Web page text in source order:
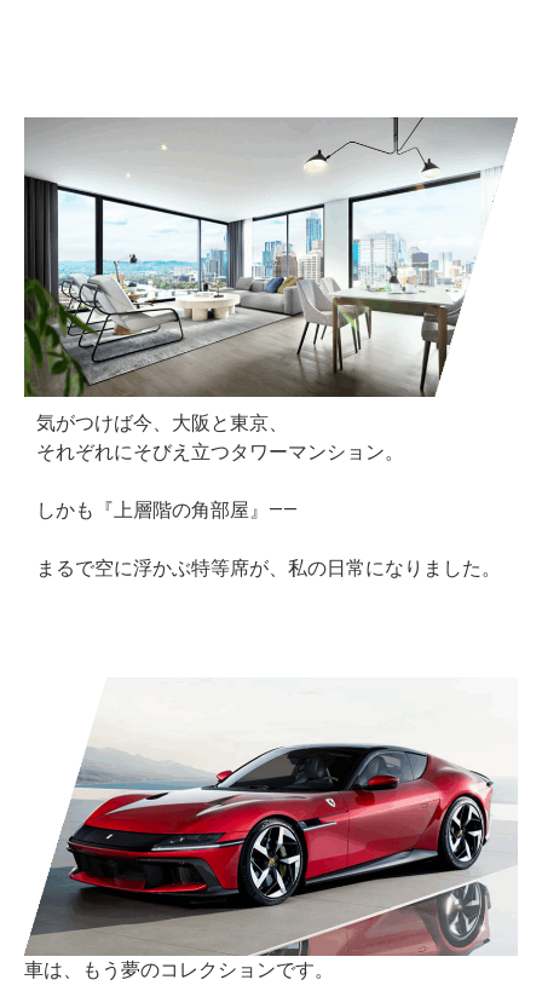
気がつけば今、 大阪と東京、
それぞれにそびえ立つタワーマンション。
しかも『上層階の角部屋』——
まるで空に浮かぶ特等席が、私の日常になりました。
車は、もう夢のコレクションです。